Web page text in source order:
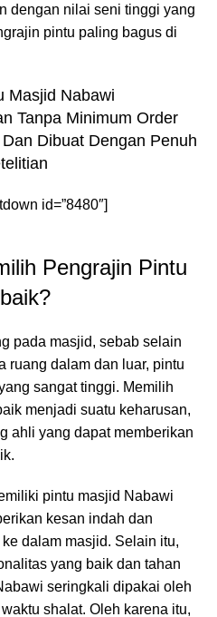
dengan nilai seni tinggi yang
pintu paling bagus di
Masjid Nabawi
Tanpa Minimum Order
Dibuat Dengan Penuh
id=”8480″]
Pengrajin Pintu
pada masjid, sebab selain
ruang dalam dan luar, pintu
sangat tinggi. Memilih
menjadi suatu keharusan,
ahli yang dapat memberikan
pintu masjid Nabawi
kesan indah dan
dalam masjid. Selain itu,
yang baik dan tahan
seringkali dipakai oleh
shalat. Oleh karena itu,